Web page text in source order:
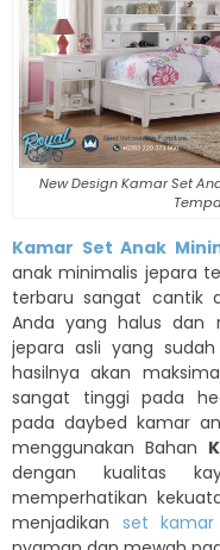
New Design Kamar Set
Kamar Set Anak
anak minimalis jepara
terbaru sangat cantik
Anda yang halus dan
jepara asli yang
hasilnya akan
sangat tinggi pada
pada daybed kamar
menggunakan Bahan
dengan kualitas
memperhatikan
menjadikan set